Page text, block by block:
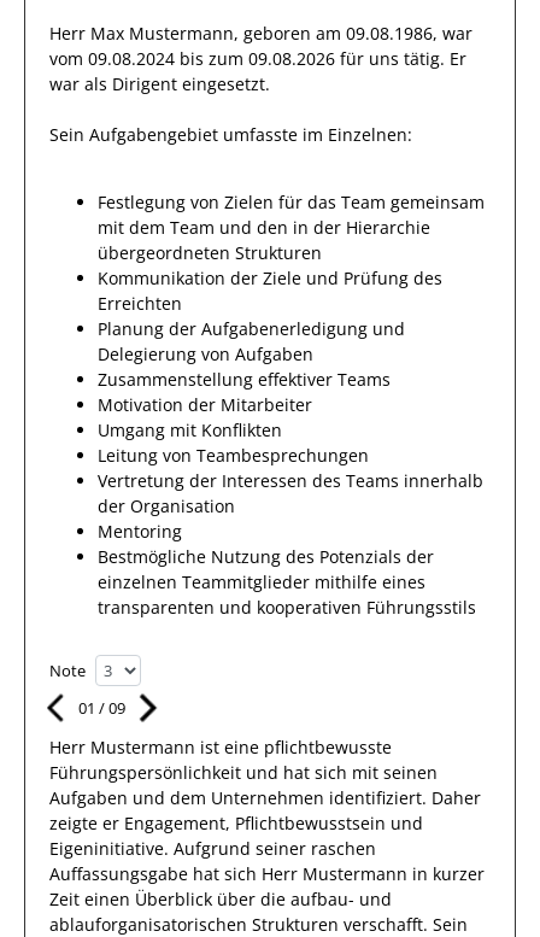
Herr Max Mustermann, geboren am 09.08.1986, war
vom 09.08.2024 bis zum 09.08.2026 für uns tätig. Er
war als Dirigent eingesetzt.
Sein Aufgabengebiet umfasste im Einzelnen:
Festlegung von Zielen für das Team gemeinsam
mit dem Team und den in der Hierarchie
übergeordneten Strukturen
Kommunikation der Ziele und Prüfung des
Erreichten
Planung der Aufgabenerledigung und
Delegierung von Aufgaben
Zusammenstellung effektiver Teams
Motivation der Mitarbeiter
Umgang mit Konflikten
Leitung von Teambesprechungen
Vertretung der Interessen des Teams innerhalb
der Organisation
Mentoring
Bestmögliche Nutzung des Potenzials der
einzelnen Teammitglieder mithilfe eines
transparenten und kooperativen Führungsstils
Note
01 /09
Herr Mustermann ist eine pflichtbewusste
Führungspersönlichkeit und hat sich mit seinen
Aufgaben und dem Unternehmen identifiziert. Daher
zeigte er Engagement, Pflichtbewusstsein und
Eigeninitiative. Aufgrund seiner raschen
Auffassungsgabe hat sich Herr Mustermann in kurzer
Zeit einen Überblick über die aufbau- und
ablauforganisatorischen Strukturen verschafft. Sein